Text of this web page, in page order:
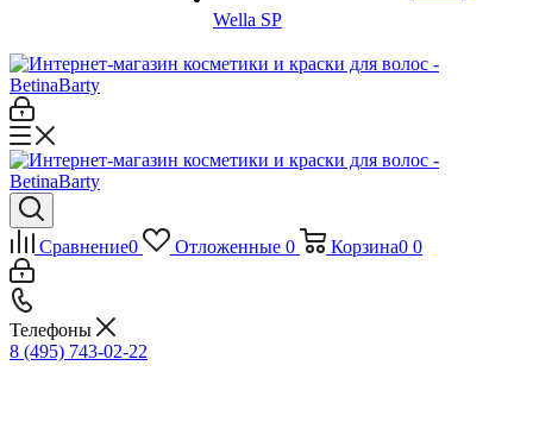
Wella SP
Сравнение0 Отложенные 0 Корзина0 0
Телефоны
8 (495) 743-02-22